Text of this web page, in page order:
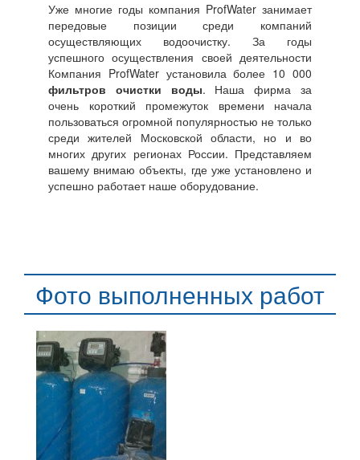
Уже многие годы компания ProfWater занимает
передовые позиции среди компаний
осуществляющих водоочистку. За годы
успешного осуществления своей деятельности
Компания ProfWater установила более 10 000
фильтров очистки воды. Наша фирма за
очень короткий промежуток времени начала
пользоваться огромной популярностью не только
среди жителей Московской области, но и во
многих других регионах России. Представляем
вашему внимаю объекты, где уже установлено и
успешно работает наше оборудование.
Фото выполненных работ